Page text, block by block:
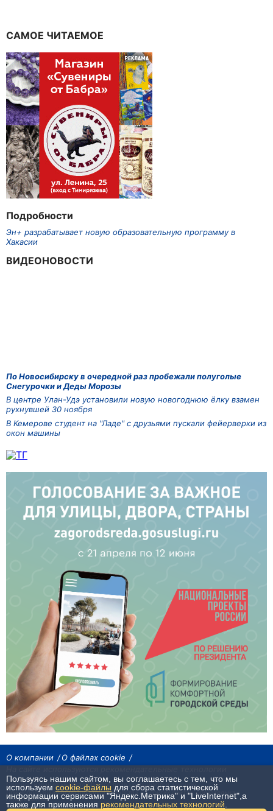
САМОЕ ЧИТАЕМОЕ
Подробности
Эн+ разрабатывает новую образовательную программу в
Хакасии
ВИДЕОНОВОСТИ
По Новосибирску в очередной раз пробежали полуголые
Снегурочки и Деды Морозы
В центре Улан-Удэ установили новую новогоднюю ёлку взамен
рухнувшей 30 ноября
В Кемерове студент на "Ладе" с друзьями пускали фейерверки из
окон машины
О компании
О файлах cookie
Сетевое издание «Байкал24». Все права охраняются законом.
При использовании материалов агентства на других сайтах, обязательна
гиперссылка.
Пользуясь нашим сайтом, вы соглашаетесь с тем, что мы
используем cookie-файлы для сбора статистической
информации сервисами "Яндекс.Метрика" и "LiveInternet",а
также для применения рекомендательных технологий